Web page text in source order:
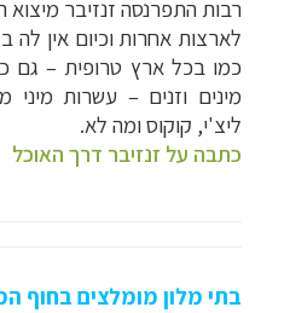
רבות התפרנסה זנזיבר
לארצות אחרות וכיום אין
כמו בכל ארץ טרופית – גם
מינים וזנים – עשרות מיני
ליצ'י, קוקוס ומה לא.
כתבה על זנזיבר דרך האוכל
בתי מלון מומלצים בחוף